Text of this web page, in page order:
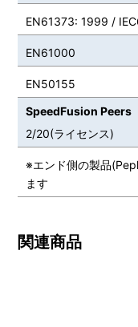
EN61373: 1999 /
EN61000
EN50155
SpeedFusion Peers
2/20(ライセンス)
※エンド側の製品
ます
関連商品